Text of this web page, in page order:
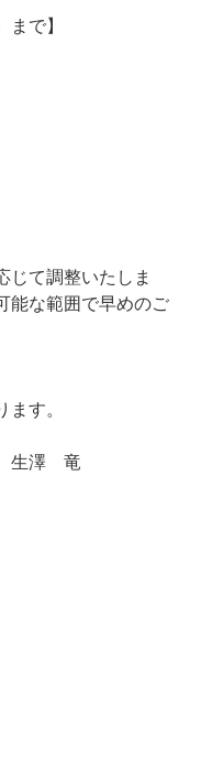
で】
じて調整いたしま
能な範囲で早めのご
す。
生澤 竜